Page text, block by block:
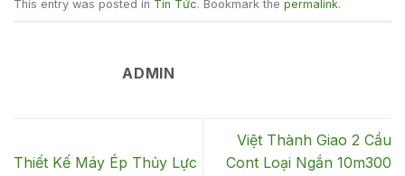
This entry was posted in Tin Tức. Bookmark the permalink.
ADMIN
Thiết Kế Máy Ép Thủy Lực
Việt Thành Giao 2 Cầu
Cont Loại Ngắn 10m300